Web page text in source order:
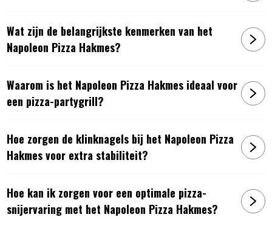
Wat zijn de belangrijkste kenmerken van het
Napoleon Pizza Hakmes?
Waarom is het Napoleon Pizza Hakmes ideaal voor
een pizza-partygrill?
Hoe zorgen de klinknagels bij het Napoleon Pizza
Hakmes voor extra stabiliteit?
Hoe kan ik zorgen voor een optimale pizza-
snijervaring met het Napoleon Pizza Hakmes?